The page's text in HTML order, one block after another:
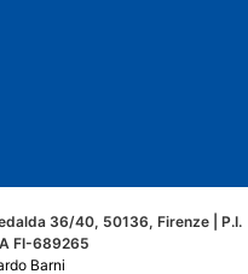
36/40, 50136, Firenze | P.I.
FI-689265
Barni